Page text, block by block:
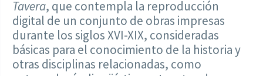
Tavera, que contempla la reproducción
digital de un conjunto de obras impresas
durante los siglos XVI-XIX, consideradas
básicas para el conocimiento de la historia y
otras disciplinas relacionadas, como